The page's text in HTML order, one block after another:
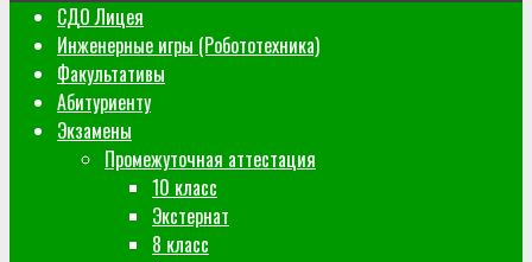
СДО Лицея
Инженерные игры (Робототехника)
Факультативы
Абитуриенту
Экзамены
Промежуточная аттестация
10 класс
Экстернат
8 класс